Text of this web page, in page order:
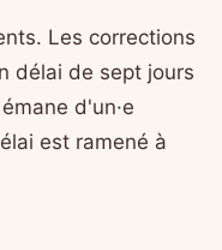
Les corrections
délai de sept jours
d'un·e
est ramené à